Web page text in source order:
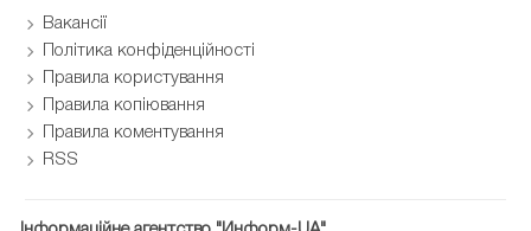
Вакансії
Політика конфіденційності
Правила користування
Правила копіювання
Правила коментування
RSS